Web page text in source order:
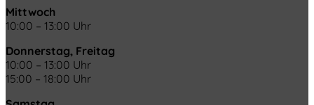
Mittwoch
10:00 – 13:00 Uhr
Donnerstag, Freitag
10:00 – 13:00 Uhr
15:00 – 18:00 Uhr